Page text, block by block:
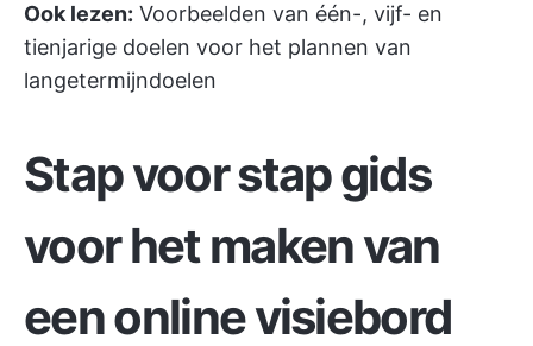
Ook lezen: Voorbeelden van één-, vijf- en
tienjarige doelen voor het plannen van
langetermijndoelen
Stap voor stap gids
voor het maken van
een online visiebord